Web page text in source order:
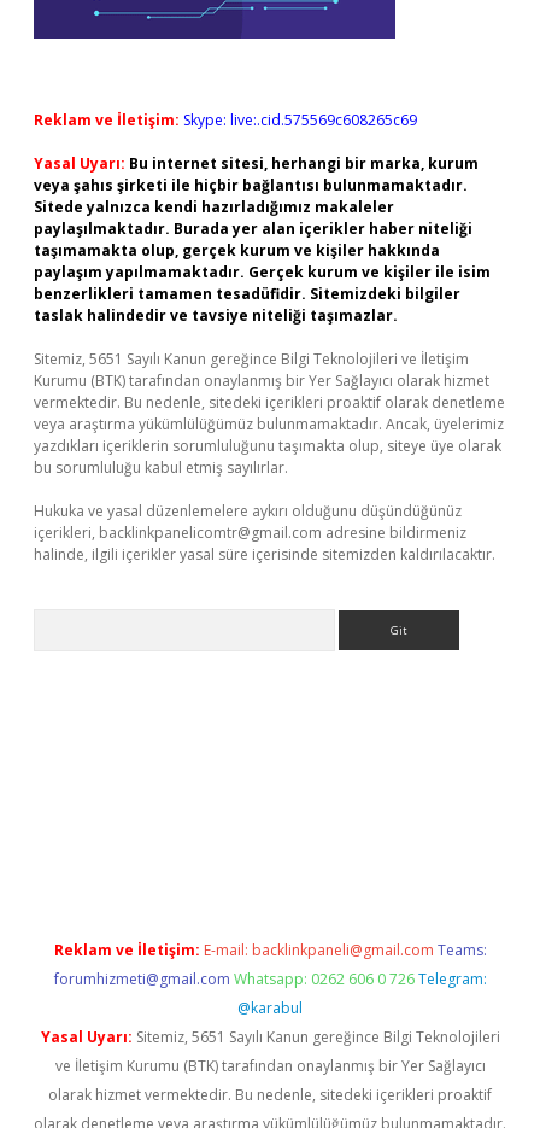
Reklam ve İletişim: Skype: live:.cid.575569c608265c69
Yasal Uyarı: Bu internet sitesi, herhangi bir marka, kurum
veya şahıs şirketi ile hiçbir bağlantısı bulunmamaktadır.
Sitede yalnızca kendi hazırladığımız makaleler
paylaşılmaktadır. Burada yer alan içerikler haber niteliği
taşımamakta olup, gerçek kurum ve kişiler hakkında
paylaşım yapılmamaktadır. Gerçek kurum ve kişiler ile isim
benzerlikleri tamamen tesadüfidir. Sitemizdeki bilgiler
taslak halindedir ve tavsiye niteliği taşımazlar.
Sitemiz, 5651 Sayılı Kanun gereğince Bilgi Teknolojileri ve İletişim
Kurumu (BTK) tarafından onaylanmış bir Yer Sağlayıcı olarak hizmet
vermektedir. Bu nedenle, sitedeki içerikleri proaktif olarak denetleme
veya araştırma yükümlülüğümüz bulunmamaktadır. Ancak, üyelerimiz
yazdıkları içeriklerin sorumluluğunu taşımakta olup, siteye üye olarak
bu sorumluluğu kabul etmiş sayılırlar.
Hukuka ve yasal düzenlemelere aykırı olduğunu düşündüğünüz
içerikleri, backlinkpanelicomtr@gmail.com adresine bildirmeniz
halinde, ilgili içerikler yasal süre içerisinde sitemizden kaldırılacaktır.
Reklam ve İletişim: E-mail: backlinkpaneli@gmail.com Teams:
forumhizmeti@gmail.com Whatsapp: 0262 606 0 726 Telegram:
@karabul
Yasal Uyarı: Sitemiz, 5651 Sayılı Kanun gereğince Bilgi Teknolojileri
ve İletişim Kurumu (BTK) tarafından onaylanmış bir Yer Sağlayıcı
olarak hizmet vermektedir. Bu nedenle, sitedeki içerikleri proaktif
olarak denetleme veya araştırma yükümlülüğümüz bulunmamaktadır.